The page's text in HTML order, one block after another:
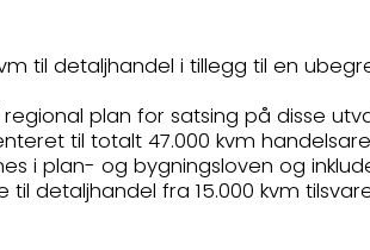
til detaljhandel i tillegg til en
plan for satsing på disse
til totalt 47.000 kvm
i plan- og bygningsloven og
detaljhandel fra 15.000 kvm